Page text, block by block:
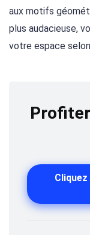
aux motifs
plus audacieuse,
votre espace